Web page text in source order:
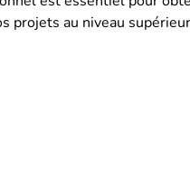
projets au niveau